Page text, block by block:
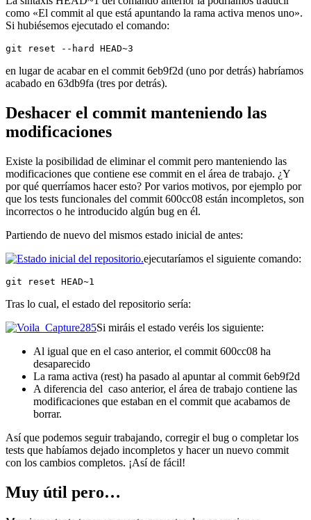
como «El commit al que está apuntando la rama activa menos uno».
Si hubiésemos ejecutado el comando:
git reset --hard HEAD~3
en lugar de acabar en el commit 6eb9f2d (uno por detrás) habríamos
acabado en 63db9fa (tres por detrás).
Deshacer el commit manteniendo las
modificaciones
Existe la posibilidad de eliminar el commit pero manteniendo las
modificaciones que contiene ese commit en el área de trabajo. ¿Y
por qué querríamos hacer esto? Por varios motivos, por ejemplo por
que los tests funcionales del commit 600cc08 están incompletos, son
incorrectos o he introducido algún bug en él.
Partiendo de nuevo del mismos estado inicial de antes:
ejecutaríamos el siguiente comando:
git reset HEAD~1
Tras lo cual, el estado del repositorio sería:
Si miráis el estado veréis los siguiente:
Al igual que en el caso anterior, el commit 600cc08 ha
desaparecido
La rama activa (rest) ha pasado al apuntar al commit 6eb9f2d
A diferencia del caso anterior, el área de trabajo contiene las
modificaciones que estaban en el commit que acabamos de
borrar.
Así que podemos seguir trabajando, corregir el bug o completar los
tests que habíamos dejado incompletos y hacer un nuevo commit
con los cambios completos. ¡Así de fácil!
Muy útil pero…